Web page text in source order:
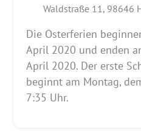
Waldstraße 11, 98646
Die Osterferien
April 2020 und enden
April 2020. Der erste
beginnt am Montag,
7:35 Uhr.